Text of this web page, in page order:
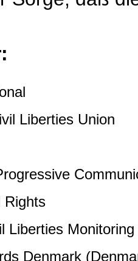
Liberties Union
Rights
Liberties
Denmark